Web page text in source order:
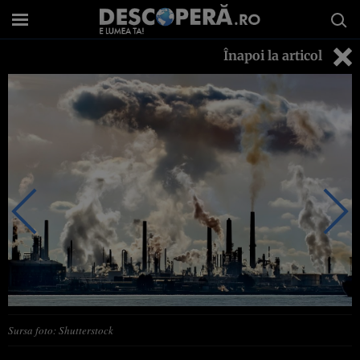
Înapoi la articol
Sursa foto: Shutterstock